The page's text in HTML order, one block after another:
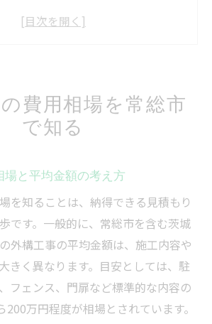
の相場比較で適正価格を見極める
で失敗しない外構工事選び
の見積もり比較を成功させるポイ
構工事見積もりで重視すべき点
選びで失敗しない見積もりの活用
時に外構工事内容を明確にする重
の見積もり比較で業者の違いを知
費用相場を常総市
で知る
と平均金額の考え方
を知ることは、納得できる見積もり
です。一般的に、常総市を含む茨城
外構工事の平均金額は、施工内容や
きく異なります。目安としては、駐
フェンス、門扉など標準的な内容の
万円程度が相場とされています。